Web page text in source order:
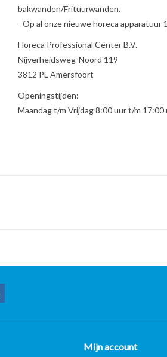
bakwanden/Frituurwanden.
- Op al onze nieuwe horeca apparatuur
Horeca Professional Center B.V.
Nijverheidsweg-Noord 119
3812 PL Amersfoort
Openingstijden:
Maandag t/m Vrijdag 8:00 uur t/m 17:00
Mijn account